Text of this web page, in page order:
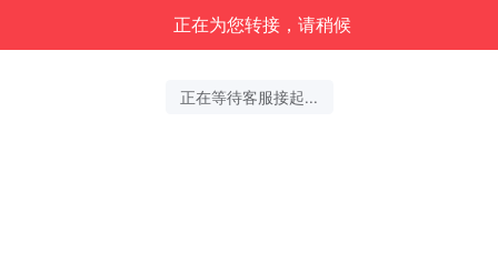
正在为您转接，请稍候
正在等待客服接起...